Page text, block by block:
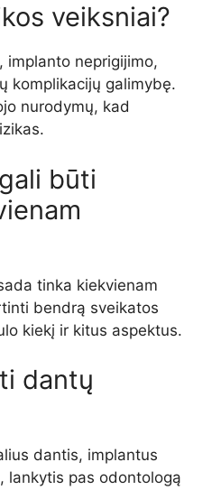
veiksniai?
implanto neprigijimo,
komplikacijų galimybę.
nurodymų, kad
būti
tinka kiekvienam
bendrą sveikatos
kiekį ir kitus aspektus.
dantų
dantis, implantus
lankytis pas odontologą